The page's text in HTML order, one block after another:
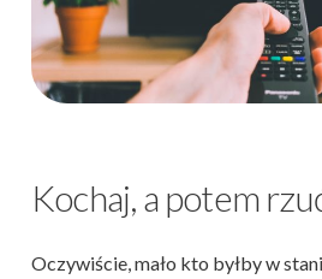
Kochaj, a potem
Oczywiście, mało kto byłby w